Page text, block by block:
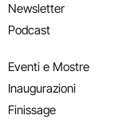
Newsletter
Podcast
Eventi e Mostre
Inaugurazioni
Finissage